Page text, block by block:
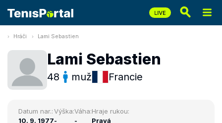
Hráči Lami Sebastien
Lami Sebastien
48 muž Francie
Datum nar.:
10. 9. 1977
Výška:
-
Váha:
-
Hraje rukou:
Pravá